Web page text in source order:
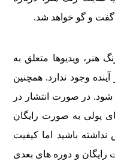
گفت و گو خواهد شد.
هنر، ویدیوها متعلق به
وجود ندارد. همچنین
شود. در صورت انتشار در
پولی به صورت رایگان
باشید اما کیفیت
رایگان و دوره های بعدی